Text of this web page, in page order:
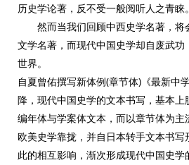
历史学论著，反不受一般阅听人之青睐。
然而当我们回顾中西史学名著，
文学名著，而现代中国史学却自废武
世界。
自夏曾佑撰写新体例(章节体)《最新中
降，现代中国史学的文本书写，基本上
编年体与学案体文本，而以章节体为主
欧美史学靠拢，并自日本转手文本书
此的相互影响，渐次形成现代中国史学